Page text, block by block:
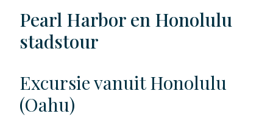
Pearl Harbor en Honolulu
stadstour
Excursie vanuit Honolulu
(Oahu)